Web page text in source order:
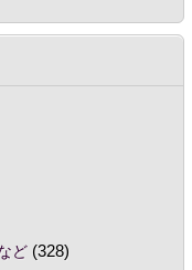
ど(328)